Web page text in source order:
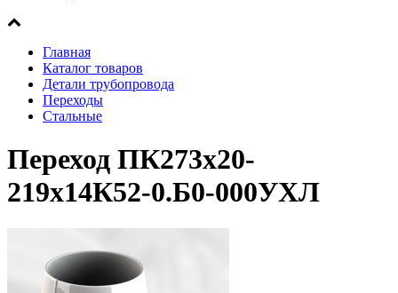
Главная
Каталог товаров
Детали трубопровода
Переходы
Стальные
Переход ПК273х20-
219х14К52-0.Б0-000УХЛ